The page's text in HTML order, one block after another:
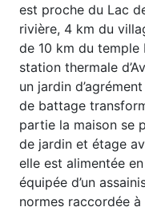
est proche du Lac
rivière, 4 km du
de 10 km du temple
station thermale
un jardin
de battage
partie la maison se
de jardin et étage
elle est alimentée
équipée d’un
normes raccordée